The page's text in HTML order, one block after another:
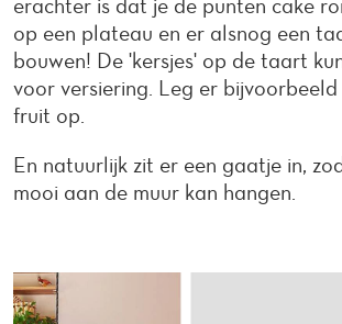
op een plateau en er alsnog een
bouwen! De 'kersjes' op de taart
voor versiering. Leg er
fruit op.
En natuurlijk zit er een gaatje in,
mooi aan de muur kan hangen.